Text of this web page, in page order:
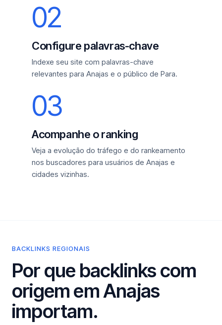
02
Configure palavras-chave
Indexe seu site com palavras-chave
relevantes para Anajas e o público de Para.
03
Acompanhe o ranking
Veja a evolução do tráfego e do rankeamento
nos buscadores para usuários de Anajas e
cidades vizinhas.
BACKLINKS REGIONAIS
Por que backlinks com
origem em Anajas
importam.